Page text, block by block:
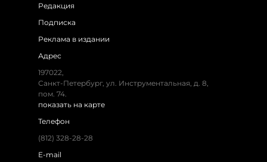
Редакция
Подписка
Реклама в издании
Адрес
197022,
Санкт-Петербург, ул. Инструментальная, д. 8,
пом. 74.
показать на карте
Телефон
(812) 328-28-28
E-mail